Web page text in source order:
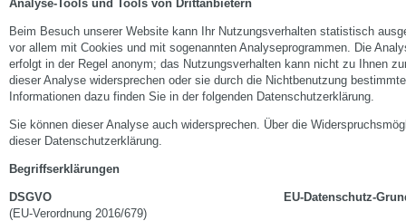
Analyse-Tools und Tools von Drittanbietern
Beim Besuch unserer Website kann Ihr Nutzungsverhalten statistisch
vor allem mit Cookies und mit sogenannten Analyseprogrammen. Die
erfolgt in der Regel anonym; das Nutzungsverhalten kann nicht zu Ihnen
dieser Analyse widersprechen oder sie durch die Nichtbenutzung
Informationen dazu finden Sie in der folgenden Datenschutzerklärung.
Sie können dieser Analyse auch widersprechen. Über die
dieser Datenschutzerklärung.
Begriffserklärungen
DSGVO EU-Datenschutz-
(EU-Verordnung 2016/679)